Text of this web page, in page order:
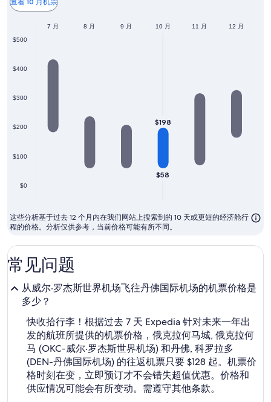
月
$0
$100
$200
$300
$400
$500
7 月 8 月 9 月 10 月 11 月 12 月
$58
$198
这些分析基于过去 12 个月内在我们网站上搜索到的 10 天或更短的经济舱行
程的价格。分析仅供参考，当前价格可能有所不同。
常见问题
从威尔·罗杰斯世界机场飞往丹佛国际机场的机票价格是
多少？
快收拾行李！根据过去 7 天 Expedia 针对未来一年出
发的航班所提供的机票价格，俄克拉何马城, 俄克拉何
马 (OKC-威尔·罗杰斯世界机场) 和丹佛, 科罗拉多
(DEN-丹佛国际机场) 的往返机票只要 $128 起。机票价
格时刻在变，立即预订才不会错失超值优惠。价格和
供应情况可能会有所变动。需遵守其他条款。